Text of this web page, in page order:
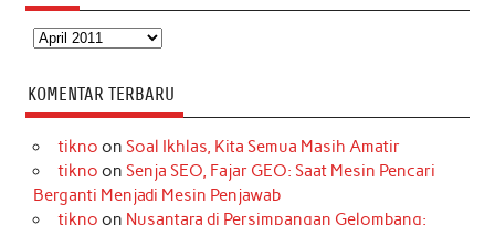
Arsip
KOMENTAR TERBARU
tikno on Soal Ikhlas, Kita Semua Masih Amatir
tikno on Senja SEO, Fajar GEO: Saat Mesin Pencari
Berganti Menjadi Mesin Penjawab
tikno on Nusantara di Persimpangan Gelombang: